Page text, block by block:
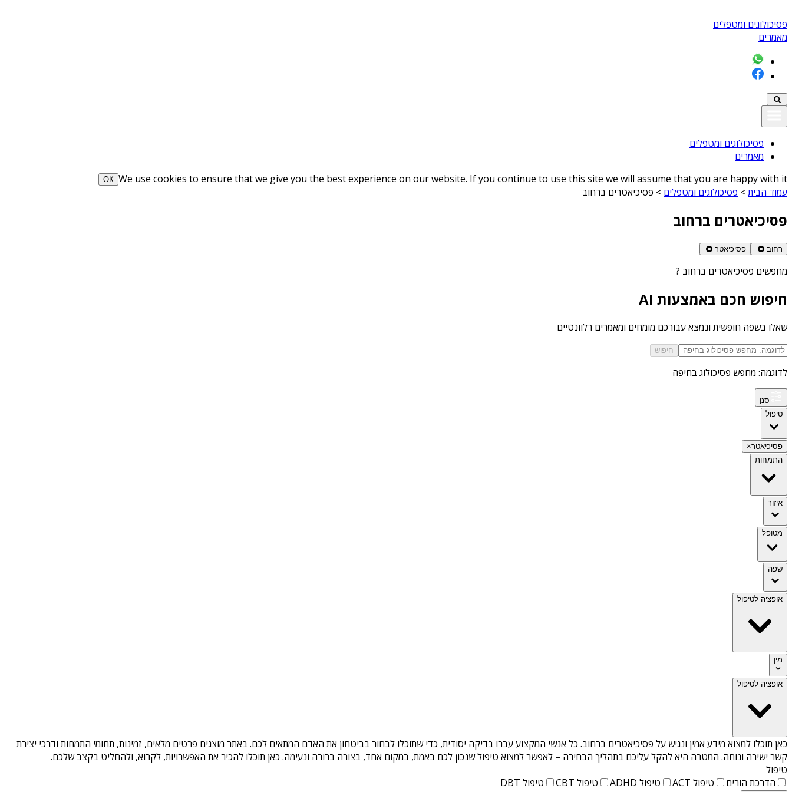
פסיכולוגים ומטפלים
מאמרים
פסיכולוגים ומטפלים
מאמרים
We use cookies to ensure that we give you the best experience on our website. If you continue to use this site we will assume that you are happy with it
ОК
עמוד הבית> פסיכולוגים ומטפלים > פסיכיאטרים ברחוב
פסיכיאטרים ברחוב
רחוב פסיכיאטר
מחפשים פסיכיאטרים ברחוב ?
חיפוש חכם באמצעות AI
שאלו בשפה חופשית ונמצא עבורכם מומחים ומאמרים רלוונטיים
חיפוש
לדוגמה: מחפש פסיכולוג בחיפה
סנן
טיפול
פסיכיאטר×
התמחות
איזור
מטופל
שפה
אופציה לטיפול
מין
אופציה לטיפול
כאן תוכלו למצוא מידע אמין ונגיש על פסיכיאטרים ברחוב. כל אנשי המקצוע עברו בדיקה יסודית, כדי שתוכלו לבחור בביטחון את האדם המתאים לכם. באתר מוצגים פרטים מלאים, זמינות, תחומי התמחות ודרכי יצירת
קשר ישירה ונוחה. המטרה היא להקל עליכם בתהליך הבחירה – לאפשר למצוא טיפול שנכון לכם באמת, במקום אחד, בצורה ברורה ונעימה. כאן תוכלו להכיר את האפשרויות, לקרוא, ולהחליט בקצב שלכם.
טיפול
הדרכת הורים
טיפול ACT טיפול ADHD טיפול CBT טיפול DBT